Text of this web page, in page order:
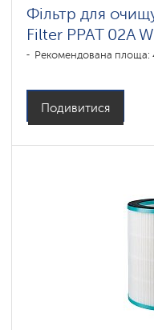
Фільтр для
Filter PPAT 02A
Рекомендована площа:
Подивитися